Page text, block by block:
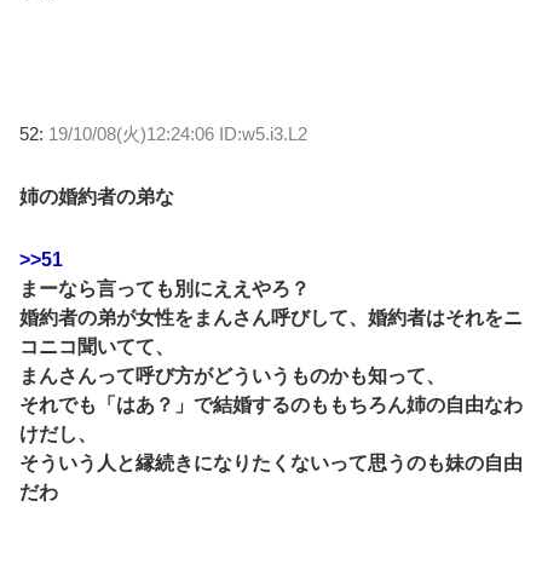
52: 19/10/08(火)12:24:06 ID:w5.i3.L2
姉の婚約者の弟な
>>51
まーなら言っても別にええやろ？
婚約者の弟が女性をまんさん呼びして、婚約者はそれをニ
コニコ聞いてて、
まんさんって呼び方がどういうものかも知って、
それでも「はあ？」で結婚するのももちろん姉の自由なわ
けだし、
そういう人と縁続きになりたくないって思うのも妹の自由
だわ